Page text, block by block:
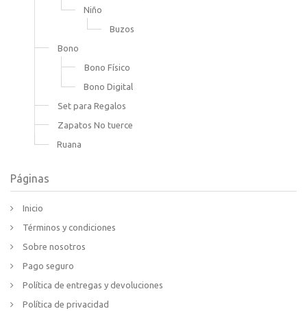
Niño
Buzos
Bono
Bono Físico
Bono Digital
Set para Regalos
Zapatos No tuerce
Ruana
Páginas
Inicio
Términos y condiciones
Sobre nosotros
Pago seguro
Política de entregas y devoluciones
Política de privacidad